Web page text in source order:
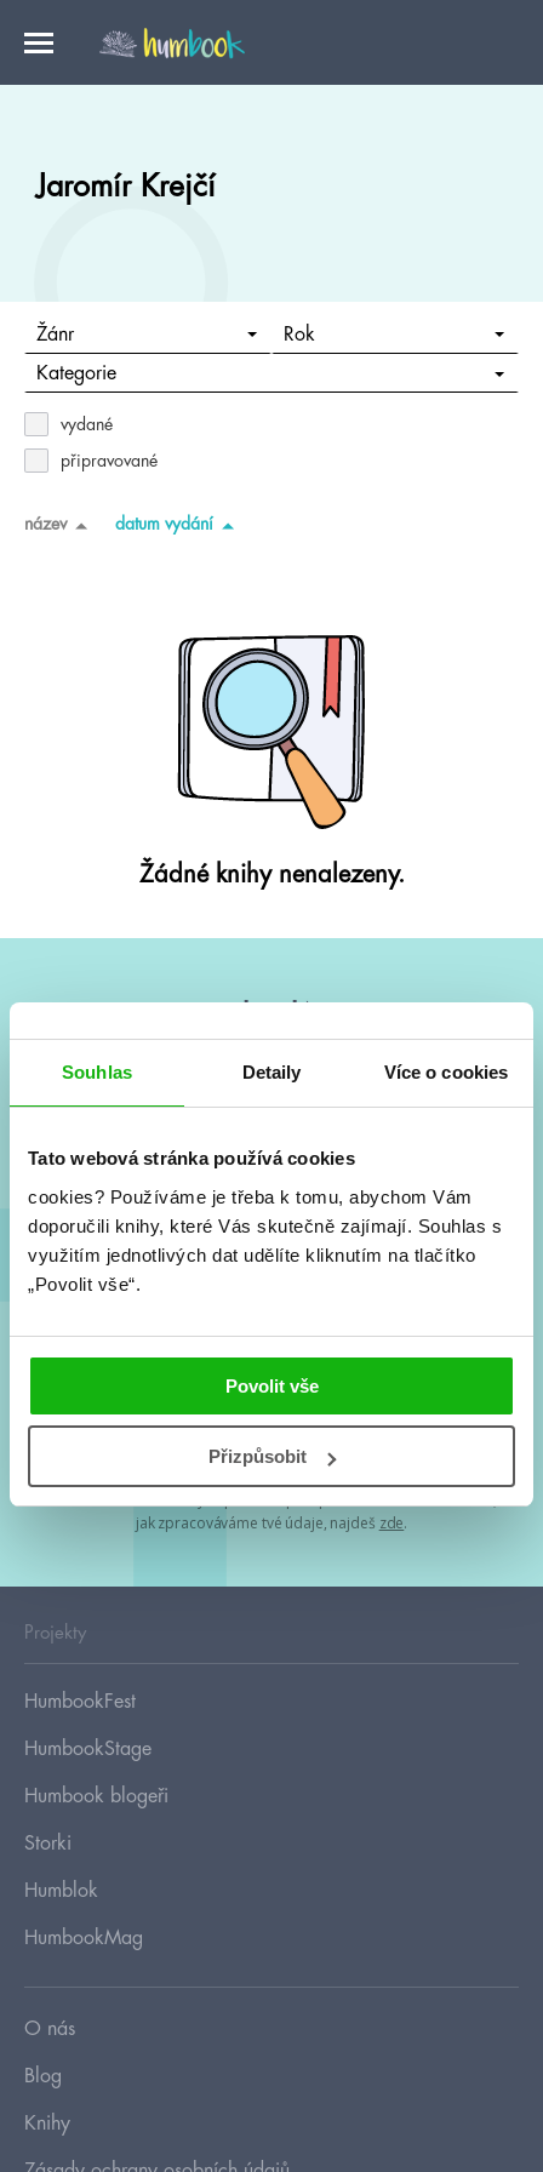
Souhlas Detaily Více o cookies
Tato webová stránka používá cookies
cookies? Používáme je třeba k tomu, abychom Vám
doporučili knihy, které Vás skutečně zajímají. Souhlas s
využitím jednotlivých dat udělíte kliknutím na tlačítko
„Povolit vše“.
Povolit vše
Přizpůsobit
Jaromír Krejčí
Žánr Rok
Kategorie
vydané
připravované
název datum vydání
Žádné knihy nenalezeny.
Vše kolem #youngadult každý měsíc rovnou do mailu!
a seriálové adaptace a další.
Souhlasím spodmínkami zpracování osobních údajů
Tvá e-mailová adresa je u nás v bezpečí. Přečti si
jak zpracováváme tvé údaje, najdeš zde.
Projekty
HumbookFest
HumbookStage
Humbook blogeři
Storki
Humblok
HumbookMag
O nás
Blog
Knihy